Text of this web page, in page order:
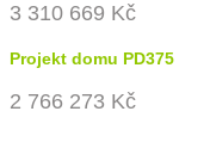
3 310 669 Kč
Projekt domu PD375
2 766 273 Kč